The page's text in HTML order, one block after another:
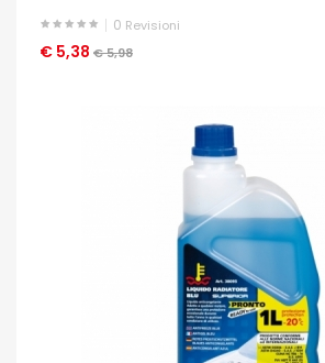
0 Revisioni
€ 5,38 € 5,98
OCCHIATA VELOCE